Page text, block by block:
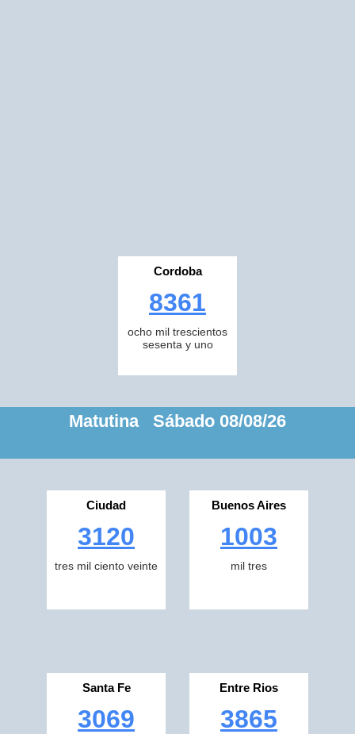
Cordoba
8361
ocho mil trescientos
sesenta y uno
Matutina Sábado 08/08/26
Ciudad
3120
tres mil ciento veinte
Buenos Aires
1003
mil tres
Santa Fe
3069
Entre Rios
3865